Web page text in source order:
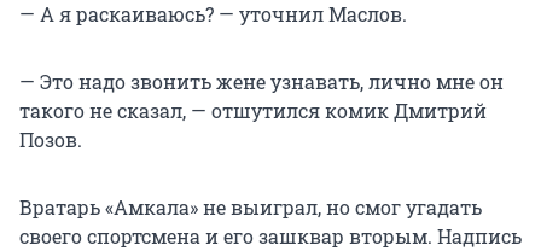
— А я раскаиваюсь? — уточнил Маслов.
— Это надо звонить жене узнавать, лично мне он
такого не сказал, — отшутился комик Дмитрий
Позов.
Вратарь «Амкала» не выиграл, но смог угадать
своего спортсмена и его зашквар вторым. Надпись